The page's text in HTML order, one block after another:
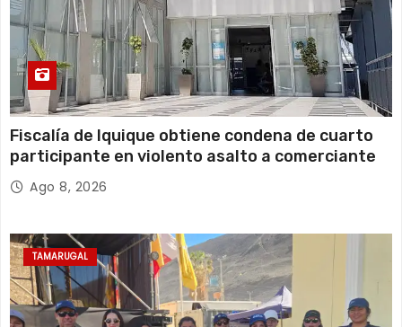
Fiscalía de Iquique obtiene condena de cuarto
participante en violento asalto a comerciante
Ago 8, 2026
TAMARUGAL